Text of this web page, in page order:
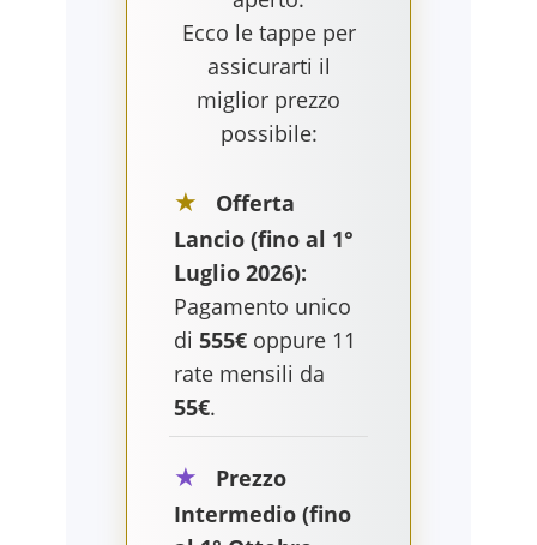
Ecco le tappe per
assicurarti il
miglior prezzo
possibile:
★
Offerta
Lancio (fino al 1°
Luglio 2026):
Pagamento unico
di 555€ oppure 11
rate mensili da
55€.
★
Prezzo
Intermedio (fino